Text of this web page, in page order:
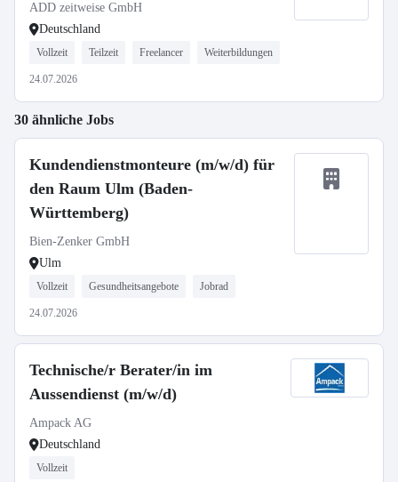
ADD zeitweise GmbH
Deutschland
Vollzeit Teilzeit Freelancer Weiterbildungen
24.07.2026
30 ähnliche Jobs
Kundendienstmonteure (m/w/d) für
den Raum Ulm (Baden-
Württemberg)
Bien-Zenker GmbH
Ulm
Vollzeit Gesundheitsangebote Jobrad
24.07.2026
Technische/r Berater/in im
Aussendienst (m/w/d)
Ampack AG
Deutschland
Vollzeit